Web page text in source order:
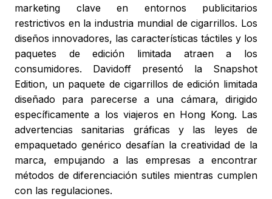
marketing clave en entornos publicitarios
restrictivos en la industria mundial de cigarrillos. Los
diseños innovadores, las características táctiles y los
paquetes de edición limitada atraen a los
consumidores. Davidoff presentó la Snapshot
Edition, un paquete de cigarrillos de edición limitada
diseñado para parecerse a una cámara, dirigido
específicamente a los viajeros en Hong Kong. Las
advertencias sanitarias gráficas y las leyes de
empaquetado genérico desafían la creatividad de la
marca, empujando a las empresas a encontrar
métodos de diferenciación sutiles mientras cumplen
con las regulaciones.